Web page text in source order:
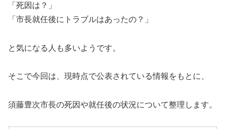
「死因は？」
「市長就任後にトラブルはあったの？」
と気になる人も多いようです。
そこで今回は、現時点で公表されている情報をもとに、
須藤豊次市長の死因や就任後の状況について整理します。